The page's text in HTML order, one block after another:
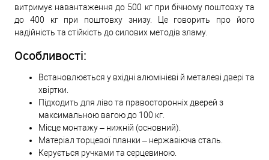
витримує навантаження до 500 кг при бічному поштовху та
до 400 кг при поштовху знизу. Це говорить про його
надійність та стійкість до силових методів зламу.
Особливості:
Встановлюється у вхідні алюмінієві й металеві двері та
хвіртки.
Підходить для ліво та правосторонніх дверей з
максимальною вагою до 100 кг.
Місце монтажу – нижній (основний).
Матеріал торцевої планки – нержавіюча сталь.
Керується ручками та серцевиною.